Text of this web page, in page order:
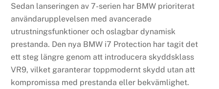
Sedan lanseringen av 7-serien har BMW prioriterat
användarupplevelsen med avancerade
utrustningsfunktioner och oslagbar dynamisk
prestanda. Den nya BMW i7 Protection har tagit det
ett steg längre genom att introducera skyddsklass
VR9, vilket garanterar toppmodernt skydd utan att
kompromissa med prestanda eller bekvämlighet.